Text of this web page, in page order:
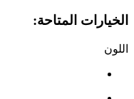
الخيارات المتاحة:
اللون